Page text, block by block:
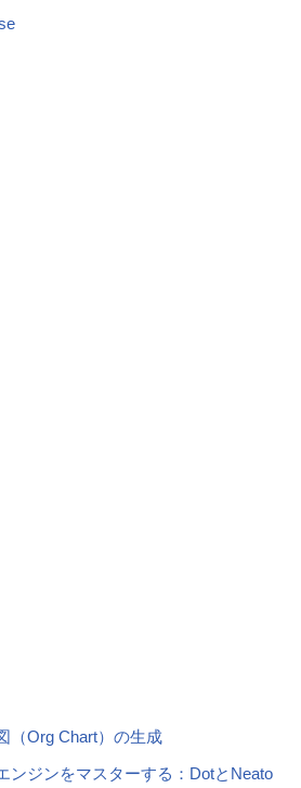
（Org Chart）の生成
ンジンをマスターする：DotとNeato